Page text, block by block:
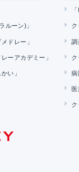
ルーン)」
ドレー」
ーアカデミー」
い」